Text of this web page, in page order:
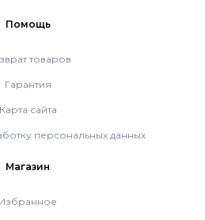
Помощь
товаров
Гарантия
Карта сайта
персональных данных
Магазин
Избранное